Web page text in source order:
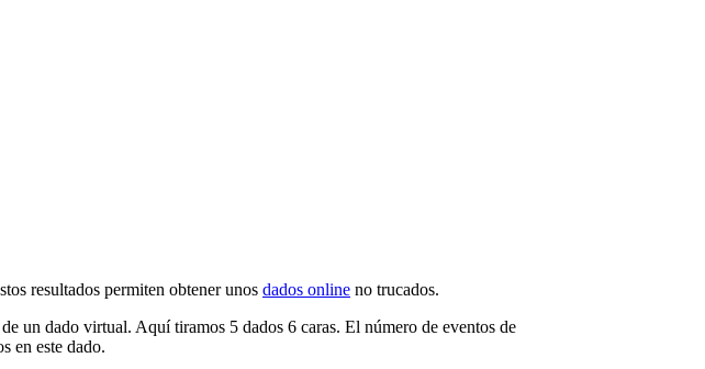
resultados permiten obtener unos dados online no trucados.
un dado virtual. Aquí tiramos 5 dados 6 caras. El número de eventos de
en este dado.